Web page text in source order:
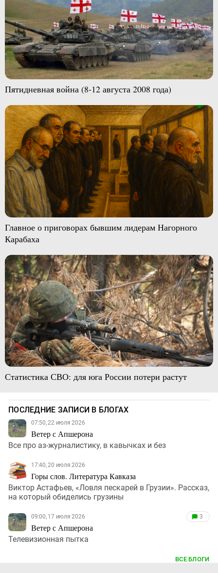
Пятидневная война (8-12 августа 2008 года)
Главное о приговорах бывшим лидерам Нагорного
Карабаха
Статистика СВО: для юга России потери растут
ПОСЛЕДНИЕ ЗАПИСИ В БЛОГАХ
07:50, 22 июля 2026
Ветер с Апшерона
Все про аз-журналистику, в кавычках и без
17:40, 20 июля 2026
Горы слов. Литература Кавказа
Виктор Астафьев, «Ловля пескарей в Грузии». Рассказ,
на который обиделись грузины
09:00, 17 июля 2026
Ветер с Апшерона
3
Телевизионная пытка
ВСЕ БЛОГИ